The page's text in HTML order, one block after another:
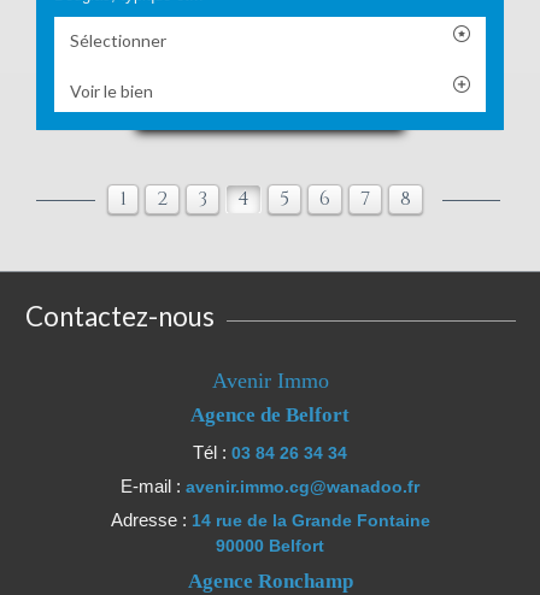
Sélectionner
Voir le bien
1 2 3 4 5 6 7 8
Contactez-nous
Avenir Immo
Agence de Belfort
Tél : 03 84 26 34 34
E-mail : avenir.immo.cg@wanadoo.fr
Adresse : 14 rue de la Grande Fontaine
90000 Belfort
Agence Ronchamp